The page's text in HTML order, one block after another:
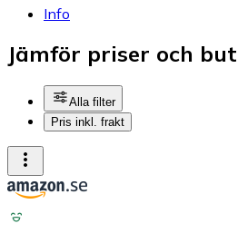
Info
Jämför priser och
Alla filter
Pris inkl. frakt